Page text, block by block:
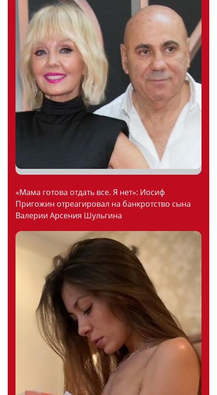
«Мама готова отдать все. Я нет»: Иосиф
Пригожин отреагировал на банкротство сына
Валерии Арсения Шульгина